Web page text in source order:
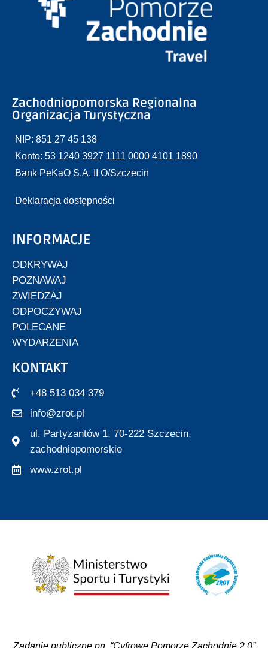
Zachodniopomorska Regionalna
Organizacja Turystyczna
NIP: 851 27 45 138
Konto: 53 1240 3927 1111 0000 4101 1890
Bank PeKaO S.A. II O/Szczecin
Deklaracja dostępności
INFORMACJE
ODKRYWAJ
POZNAWAJ
ZWIEDZAJ
ODPOCZYWAJ
POLECANE
WYDARZENIA
KONTAKT
+48 513 034 379
info@zrot.pl
ul. Partyzantów 1, 70-222 Szczecin,
zachodniopomorskie
www.zrot.pl
Zadanie publiczne pn. “Cyfrowe Pomorze Zachodnie 2.0”